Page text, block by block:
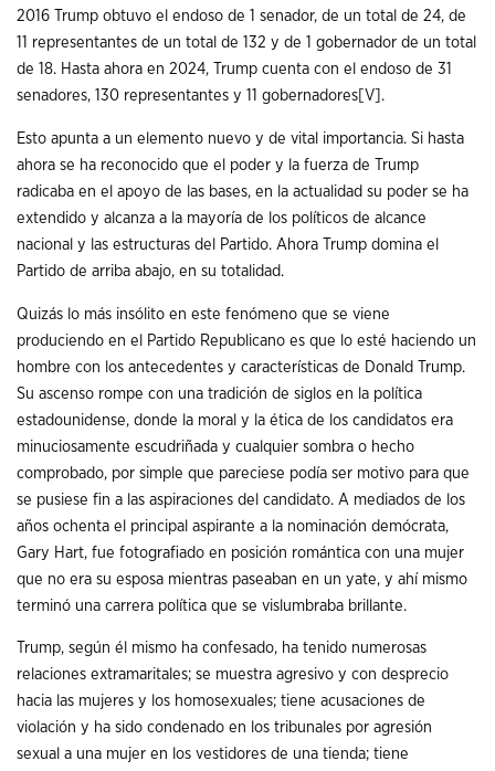
2016 Trump obtuvo el endoso de 1 senador, de un total de 24, de
11 representantes de un total de 132 y de 1 gobernador de un total
de 18. Hasta ahora en 2024, Trump cuenta con el endoso de 31
senadores, 130 representantes y 11 gobernadores [V] .
Esto apunta a un elemento nuevo y de vital importancia. Si hasta
ahora se ha reconocido que el poder y la fuerza de Trump
radicaba en el apoyo de las bases, en la actualidad su poder se ha
extendido y alcanza a la mayoría de los políticos de alcance
nacional y las estructuras del Partido. Ahora Trump domina el
Partido de arriba abajo, en su totalidad.
Quizás lo más insólito en este fenómeno que se viene
produciendo en el Partido Republicano es que lo esté haciendo un
hombre con los antecedentes y características de Donald Trump.
Su ascenso rompe con una tradición de siglos en la política
estadounidense, donde la moral y la ética de los candidatos era
minuciosamente escudriñada y cualquier sombra o hecho
comprobado, por simple que pareciese podía ser motivo para que
se pusiese fin a las aspiraciones del candidato. A mediados de los
años ochenta el principal aspirante a la nominación demócrata,
Gary Hart, fue fotografiado en posición romántica con una mujer
que no era su esposa mientras paseaban en un yate, y ahí mismo
terminó una carrera política que se vislumbraba brillante.
Trump, según él mismo ha confesado, ha tenido numerosas
relaciones extramaritales; se muestra agresivo y con desprecio
hacia las mujeres y los homosexuales; tiene acusaciones de
violación y ha sido condenado en los tribunales por agresión
sexual a una mujer en los vestidores de una tienda; tiene